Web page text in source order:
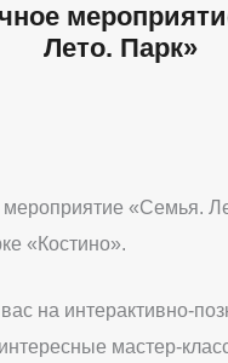
Лето. Парк»
мероприятие «Семья.
«Костино».
на интерактивно-
мастер-